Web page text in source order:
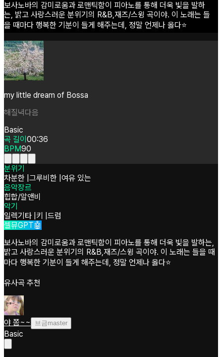
보사노바의 감미로움과 로맨틱함이 피아노를 통해 더욱 빛을 발하
는, 밝고 사랑스러운 분위기의 R&B,재즈/스윙 곡이야. 이 노래는 들
을 때마다 행복한 기분이 들게 해주는데, 정말 언제나 옳다⭐️
my little dream of Bossa
해질녁다음
Basic
곡 길이 00:36
BPM90
분위기
차분한 그루비한 여유 있는
음악장르
힙합/알앤비
악기
일렉기타 키 드럼
셀뮤GPT🤖
보사노바의 감미로움과 로맨틱함이 피아노를 통해 더욱 빛을 발하는,
밝고 사랑스러운 분위기의 R&B,재즈/스윙 곡이야. 이 노래는 들을 때
마다 행복한 기분이 들게 해주는데, 정말 언제나 옳다⭐️
유사곡 추천
야 쫌~~ 브금master
Basic